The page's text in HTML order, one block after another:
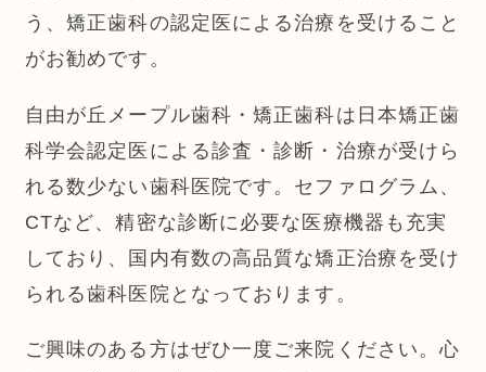
う、矯正歯科の認定医による治療を受けること
がお勧めです。
自由が丘メープル歯科・矯正歯科は日本矯正歯
科学会認定医による診査・診断・治療が受けら
れる数少ない歯科医院です。セファログラム、
CTなど、精密な診断に必要な医療機器も充実
しており、国内有数の高品質な矯正治療を受け
られる歯科医院となっております。
ご興味のある方はぜひ一度ご来院ください。心